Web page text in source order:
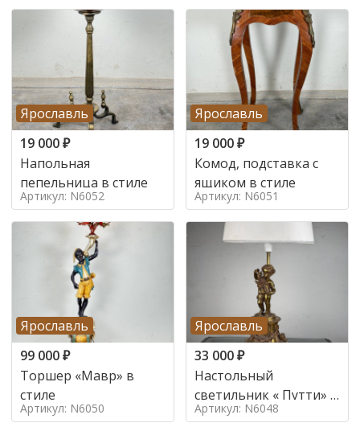
Ярославль
19 000₽
Напольная
пепельница в стиле
Артикул: N6052
Ярославль
19 000₽
Комод, подставка с
ящиком в стиле
Артикул: N6051
Ярославль
99 000₽
Торшер «Мавр» в
стиле
Артикул: N6050
Ярославль
33 000₽
Настольный
светильник « Путти» в
стиле
Артикул: N6048